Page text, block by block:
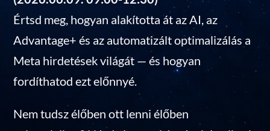
Értsd meg, hogyan alakította át az AI, az
Advantage+ és az automatizált optimalizálás a
Meta hirdetések világát — és hogyan
fordíthatod ezt előnnyé.
Nem tudsz élőben ott lenni élőben